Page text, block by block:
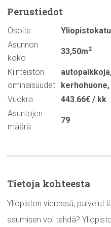
Perustiedot
Osoite
Asunnon
koko
33,50m2
Kiinteistön
ominaisuudet
autopaikkoja
kerhohuone,
Vuokra
443.66€ / kk
Asuntojen
määrä
79
Tietoja kohteesta
Yliopiston vieressä, palvelut
asumisen voi tehdä?